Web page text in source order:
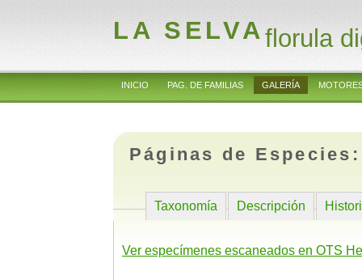
LA SELVAflorula
INICIO PAG. DE FAMILIAS GALERÍA
Páginas de
Taxonomía Descripción
Ver especímenes escaneados en OTS